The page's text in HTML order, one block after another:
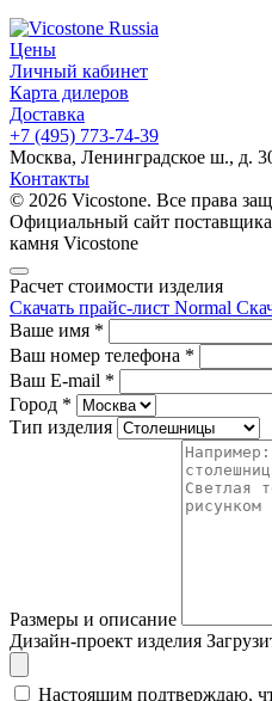
Цены
Личный кабинет
Карта дилеров
Доставка
+7 (495) 773-74-39
Москва, Ленинградское ш., д.
Контакты
© 2026 Vicostone. Все права
Официальный сайт поставщика
камня Vicostone
Расчет стоимости изделия
Скачать прайс-лист Normal
Ваше имя *
Ваш номер телефона *
Ваш E-mail *
Город *
Тип изделия
Размеры и описание
Дизайн-проект изделия
Настоящим подтверждаю,